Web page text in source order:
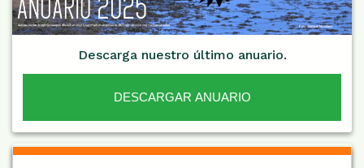
Descarga nuestro último anuario.
DESCARGAR ANUARIO
De Interés NARANJA